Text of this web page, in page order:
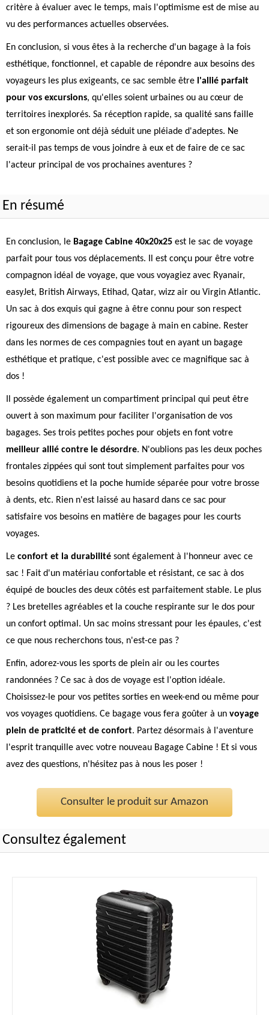
critère à évaluer avec le temps, mais l'optimisme est de mise au
vu des performances actuelles observées.
En conclusion, si vous êtes à la recherche d'un bagage à la fois
esthétique, fonctionnel, et capable de répondre aux besoins des
voyageurs les plus exigeants, ce sac semble être l'allié parfait
pour vos excursions, qu'elles soient urbaines ou au cœur de
territoires inexplorés. Sa réception rapide, sa qualité sans faille
et son ergonomie ont déjà séduit une pléiade d'adeptes. Ne
serait-il pas temps de vous joindre à eux et de faire de ce sac
l'acteur principal de vos prochaines aventures ?
En résumé
En conclusion, le Bagage Cabine 40x20x25 est le sac de voyage
parfait pour tous vos déplacements. Il est conçu pour être votre
compagnon idéal de voyage, que vous voyagiez avec Ryanair,
easyJet, British Airways, Etihad, Qatar, wizz air ou Virgin Atlantic.
Un sac à dos exquis qui gagne à être connu pour son respect
rigoureux des dimensions de bagage à main en cabine. Rester
dans les normes de ces compagnies tout en ayant un bagage
esthétique et pratique, c'est possible avec ce magnifique sac à
dos !
Il possède également un compartiment principal qui peut être
ouvert à son maximum pour faciliter l'organisation de vos
bagages. Ses trois petites poches pour objets en font votre
meilleur allié contre le désordre. N'oublions pas les deux poches
frontales zippées qui sont tout simplement parfaites pour vos
besoins quotidiens et la poche humide séparée pour votre brosse
à dents, etc. Rien n'est laissé au hasard dans ce sac pour
satisfaire vos besoins en matière de bagages pour les courts
voyages.
Le confort et la durabilité sont également à l'honneur avec ce
sac ! Fait d'un matériau confortable et résistant, ce sac à dos
équipé de boucles des deux côtés est parfaitement stable. Le plus
? Les bretelles agréables et la couche respirante sur le dos pour
un confort optimal. Un sac moins stressant pour les épaules, c'est
ce que nous recherchons tous, n'est-ce pas ?
Enfin, adorez-vous les sports de plein air ou les courtes
randonnées ? Ce sac à dos de voyage est l'option idéale.
Choisissez-le pour vos petites sorties en week-end ou même pour
vos voyages quotidiens. Ce bagage vous fera goûter à un voyage
plein de praticité et de confort. Partez désormais à l'aventure
l'esprit tranquille avec votre nouveau Bagage Cabine ! Et si vous
avez des questions, n'hésitez pas à nous les poser !
Consulter le produit sur Amazon
Consultez également